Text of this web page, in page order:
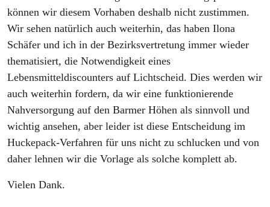
können wir diesem Vorhaben deshalb nicht zustimmen.
Wir sehen natürlich auch weiterhin, das haben Ilona
Schäfer und ich in der Bezirksvertretung immer wieder
thematisiert, die Notwendigkeit eines
Lebensmitteldiscounters auf Lichtscheid. Dies werden wir
auch weiterhin fordern, da wir eine funktionierende
Nahversorgung auf den Barmer Höhen als sinnvoll und
wichtig ansehen, aber leider ist diese Entscheidung im
Huckepack-Verfahren für uns nicht zu schlucken und von
daher lehnen wir die Vorlage als solche komplett ab.
Vielen Dank.